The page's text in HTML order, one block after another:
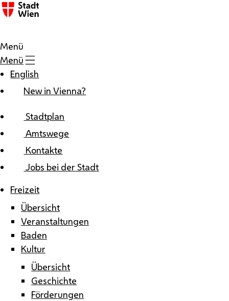
Zum Inhalt
Menü
Menü
English
New in Vienna?
Stadtplan
Amtswege
Kontakte
Jobs bei der Stadt
Freizeit
Übersicht
Veranstaltungen
Baden
Kultur
Übersicht
Geschichte
Förderungen